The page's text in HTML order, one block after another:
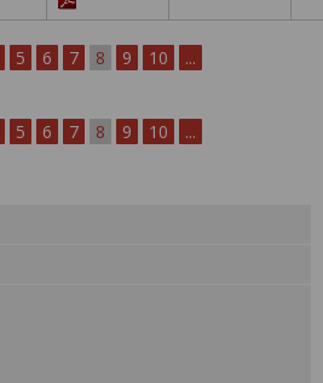
5 6 7 8 9 10 ...
5 6 7 8 9 10 ...